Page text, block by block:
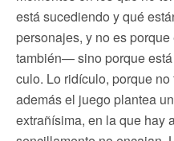
está sucediendo y qué
personajes, y no es
también— sino porque
culo. Lo ridículo, porque
además el juego plantea
extrañísima, en la que hay